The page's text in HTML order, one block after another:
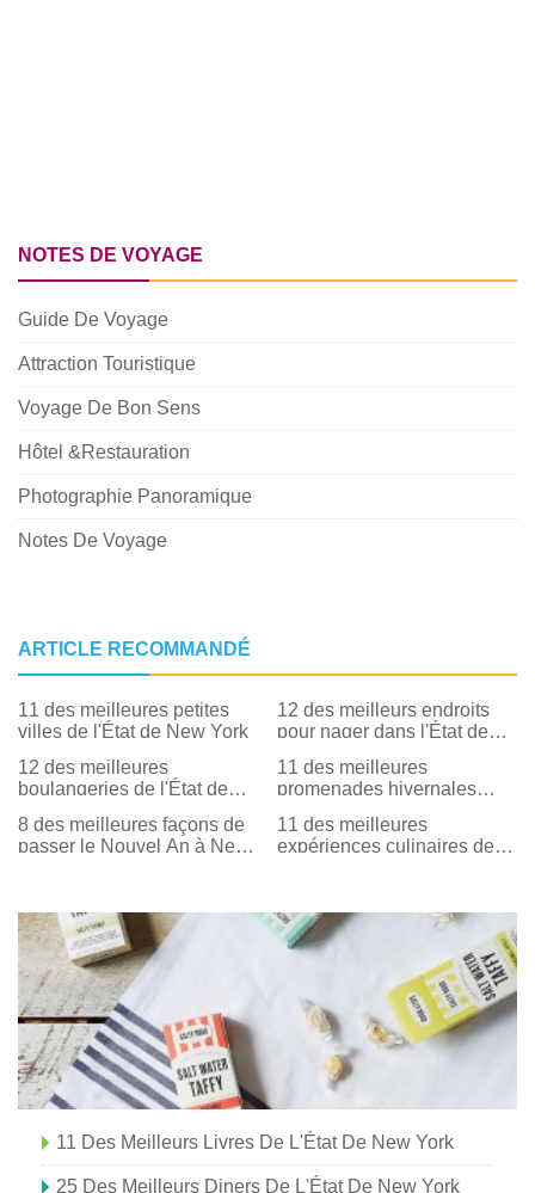
NOTES DE VOYAGE
Guide De Voyage
Attraction Touristique
Voyage De Bon Sens
Hôtel &Restauration
Photographie Panoramique
Notes De Voyage
ARTICLE RECOMMANDÉ
11 des meilleures petites
villes de l'État de New York
12 des meilleurs endroits
pour nager dans l'État de
12 des meilleures
boulangeries de l'État de
11 des meilleures
promenades hivernales
York
8 des meilleures façons de
passer le Nouvel An à New
11 des meilleures
expériences culinaires de la
11 Des Meilleurs Livres De L'État De New York
25 Des Meilleurs Diners De L'État De New York